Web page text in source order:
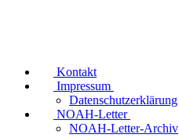
Kontakt
Impressum
Datenschutzerklärung
NOAH-Letter
NOAH-Letter-Archiv